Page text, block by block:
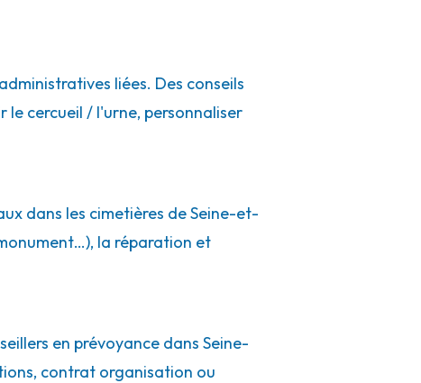
liées. Des conseils
le cercueil / l'urne, personnaliser
dans les cimetières de Seine-et-
la réparation et
en prévoyance dans Seine-
contrat organisation ou